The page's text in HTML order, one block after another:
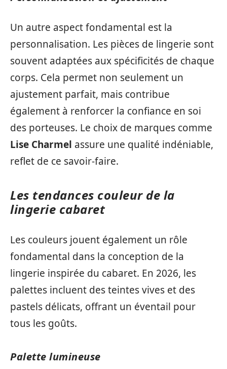
Un autre aspect fondamental est la
personnalisation. Les pièces de lingerie sont
souvent adaptées aux spécificités de chaque
corps. Cela permet non seulement un
ajustement parfait, mais contribue
également à renforcer la confiance en soi
des porteuses. Le choix de marques comme
Lise Charmel assure une qualité indéniable,
reflet de ce savoir-faire.
Les tendances couleur de la
lingerie cabaret
Les couleurs jouent également un rôle
fondamental dans la conception de la
lingerie inspirée du cabaret. En 2026, les
palettes incluent des teintes vives et des
pastels délicats, offrant un éventail pour
tous les goûts.
Palette lumineuse